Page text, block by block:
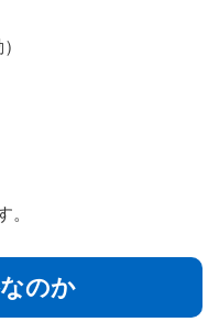
。
のか